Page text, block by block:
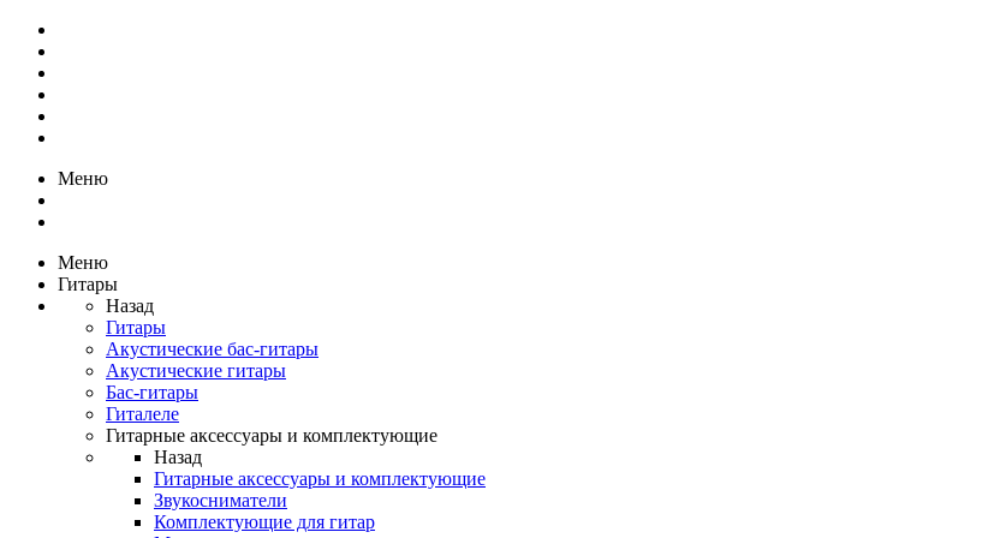
Меню
Меню
Гитары
Назад
Гитары
Акустические бас-гитары
Акустические гитары
Бас-гитары
Гиталеле
Гитарные аксессуары и комплектующие
Назад
Гитарные аксессуары и комплектующие
Звукосниматели
Комплектующие для гитар